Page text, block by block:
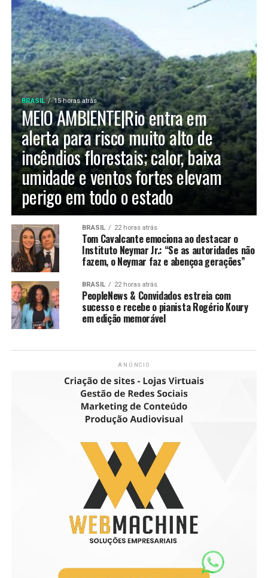
BRASIL 15 horas atrás
MEIO AMBIENTE|Rio entra em
alerta para risco muito alto de
incêndios florestais; calor, baixa
umidade e ventos fortes elevam
perigo em todo o estado
BRASIL 22 horas atrás
Tom Cavalcante emociona ao destacar o
Instituto Neymar Jr.: “Se as autoridades não
fazem, o Neymar faz e abençoa gerações”
BRASIL 22 horas atrás
PeopleNews & Convidados estreia com
sucesso e recebe o pianista Rogério Koury
em edição memorável
ANÚNCIO